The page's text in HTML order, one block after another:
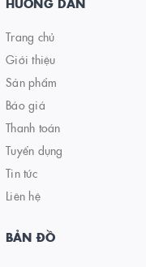
Trang chủ
Giới thiệu
Sản phẩm
Báo giá
Thanh toán
Tuyển dụng
Tin tức
Liên hệ
BẢN ĐỒ